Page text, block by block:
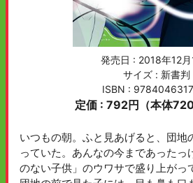
発売日 : 2018年12月
サイズ : 新書判
ISBN :
定価 : 792円（本体720
いつもの朝。ふと見あげると、団地
っていた。あんなの今まであった
のない子供」のウワサで盛り上がっ